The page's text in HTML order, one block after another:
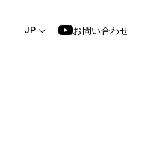
JP お問い合わせ